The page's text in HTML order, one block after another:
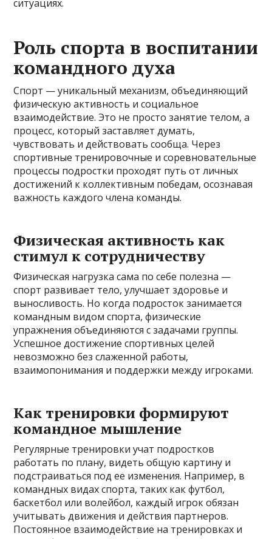
ситуациях.
Роль спорта в воспитании
командного духа
Спорт — уникальный механизм, объединяющий
физическую активность и социальное
взаимодействие. Это не просто занятие телом, а
процесс, который заставляет думать,
чувствовать и действовать сообща. Через
спортивные тренировочные и соревновательные
процессы подростки проходят путь от личных
достижений к коллективным победам, осознавая
важность каждого члена команды.
Физическая активность как
стимул к сотрудничеству
Физическая нагрузка сама по себе полезна —
спорт развивает тело, улучшает здоровье и
выносливость. Но когда подросток занимается
командным видом спорта, физические
упражнения объединяются с задачами группы.
Успешное достижение спортивных целей
невозможно без слаженной работы,
взаимопонимания и поддержки между игроками.
Как тренировки формируют
командное мышление
Регулярные тренировки учат подростков
работать по плану, видеть общую картину и
подстраиваться под ее изменения. Например, в
командных видах спорта, таких как футбол,
баскетбол или волейбол, каждый игрок обязан
учитывать движения и действия партнеров.
Постоянное взаимодействие на тренировках и